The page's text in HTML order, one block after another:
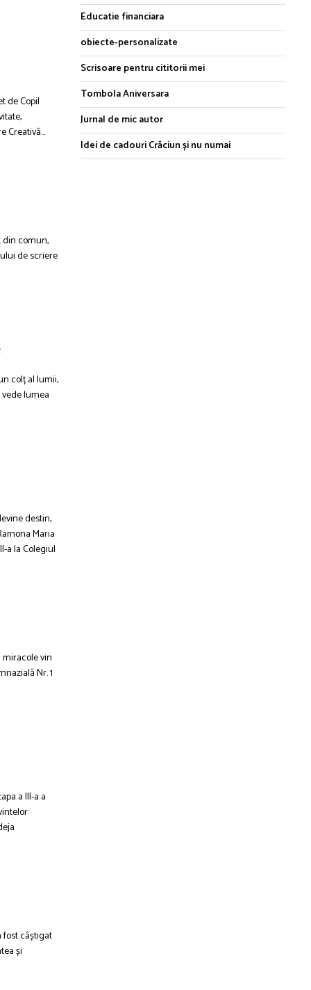
de Copil
Creativă...
din comun,
de scriere
colț al lumii,
lumea
destin,
Maria
a la Colegiul
miracole vin
Nr. 1
a III-a a
fost câștigat
și
Educatie financiara
obiecte-personalizate
Scrisoare pentru cititorii mei
Tombola Aniversara
Jurnal de mic autor
Idei de cadouri Crăciun și nu numai